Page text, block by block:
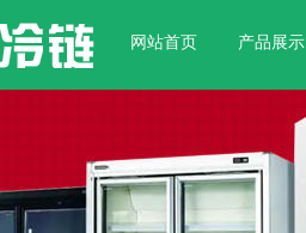
网站首页 产品展示